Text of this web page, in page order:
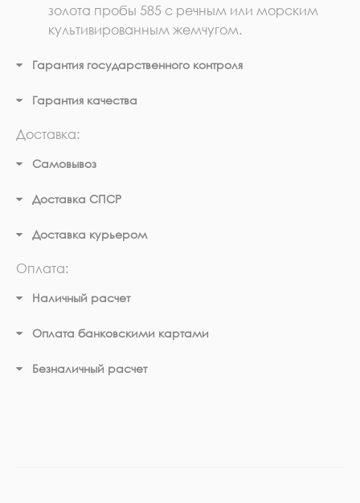
золота пробы 585 с речным или морским
культивированным жемчугом.
Гарантия государственного контроля
Гарантия качества
Доставка:
Самовывоз
Доставка СПСР
Доставка курьером
Оплата:
Наличный расчет
Оплата банковскими картами
Безналичный расчет